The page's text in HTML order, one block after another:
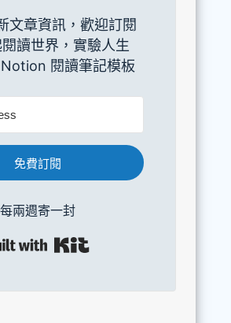
文章資訊，歡迎訂閱
讀世界，實驗人生
閱讀筆記模板
免費訂閱
每兩週寄一封